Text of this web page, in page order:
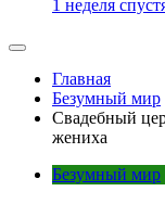
1 неделя
Главная
Безумный мир
Свадебный
жениха
Безумный мир